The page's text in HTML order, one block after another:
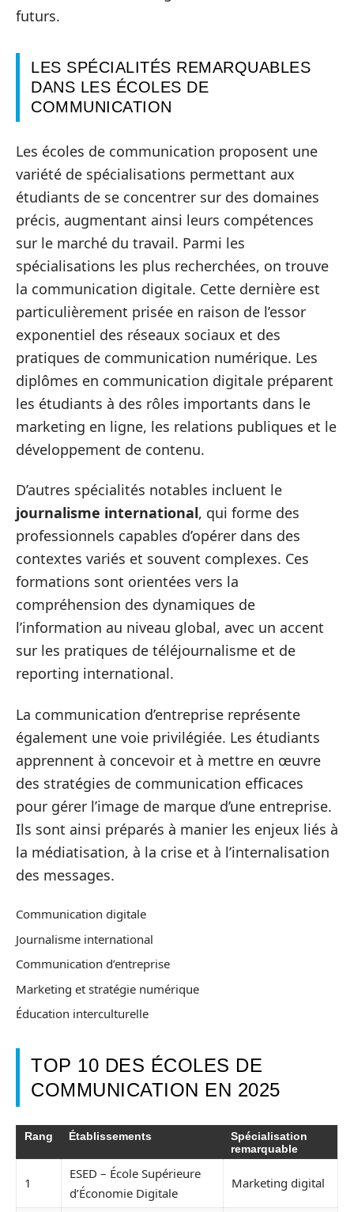
futurs.
LES SPÉCIALITÉS REMARQUABLES
DANS LES ÉCOLES DE
COMMUNICATION
Les écoles de communication proposent une
variété de spécialisations permettant aux
étudiants de se concentrer sur des domaines
précis, augmentant ainsi leurs compétences
sur le marché du travail. Parmi les
spécialisations les plus recherchées, on trouve
la communication digitale. Cette dernière est
particulièrement prisée en raison de l’essor
exponentiel des réseaux sociaux et des
pratiques de communication numérique. Les
diplômes en communication digitale préparent
les étudiants à des rôles importants dans le
marketing en ligne, les relations publiques et le
développement de contenu.
D’autres spécialités notables incluent le
journalisme international, qui forme des
professionnels capables d’opérer dans des
contextes variés et souvent complexes. Ces
formations sont orientées vers la
compréhension des dynamiques de
l’information au niveau global, avec un accent
sur les pratiques de téléjournalisme et de
reporting international.
La communication d’entreprise représente
également une voie privilégiée. Les étudiants
apprennent à concevoir et à mettre en œuvre
des stratégies de communication efficaces
pour gérer l’image de marque d’une entreprise.
Ils sont ainsi préparés à manier les enjeux liés à
la médiatisation, à la crise et à l’internalisation
des messages.
Communication digitale
Journalisme international
Communication d’entreprise
Marketing et stratégie numérique
Éducation interculturelle
TOP 10 DES ÉCOLES DE
COMMUNICATION EN 2025
Rang Établissements
Spécialisation
remarquable
1
ESED – École Supérieure
d’Économie Digitale
Marketing digital